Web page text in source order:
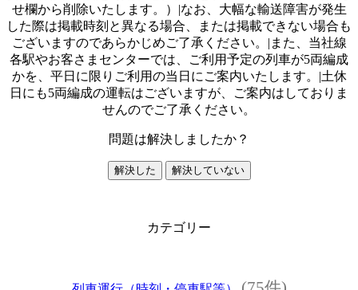
せ欄から削除いたします。）|なお、大幅な輸送障害が発生
した際は掲載時刻と異なる場合、または掲載できない場合も
ございますのであらかじめご了承ください。|また、当社線
各駅やお客さまセンターでは、ご利用予定の列車が5両編成
かを、平日に限りご利用の当日にご案内いたします。|土休
日にも5両編成の運転はございますが、ご案内はしておりま
せんのでご了承ください。
問題は解決しましたか？
解決した 解決していない
カテゴリー